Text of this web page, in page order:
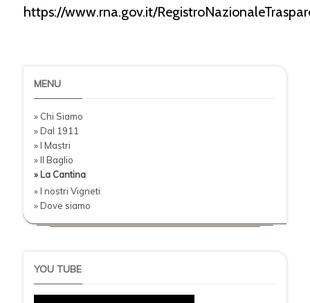
https://www.rna.gov.it/
MENU
» Chi Siamo
» Dal 1911
» I Mastri
» Il Baglio
» La Cantina
» I nostri Vigneti
» Dove siamo
YOU TUBE